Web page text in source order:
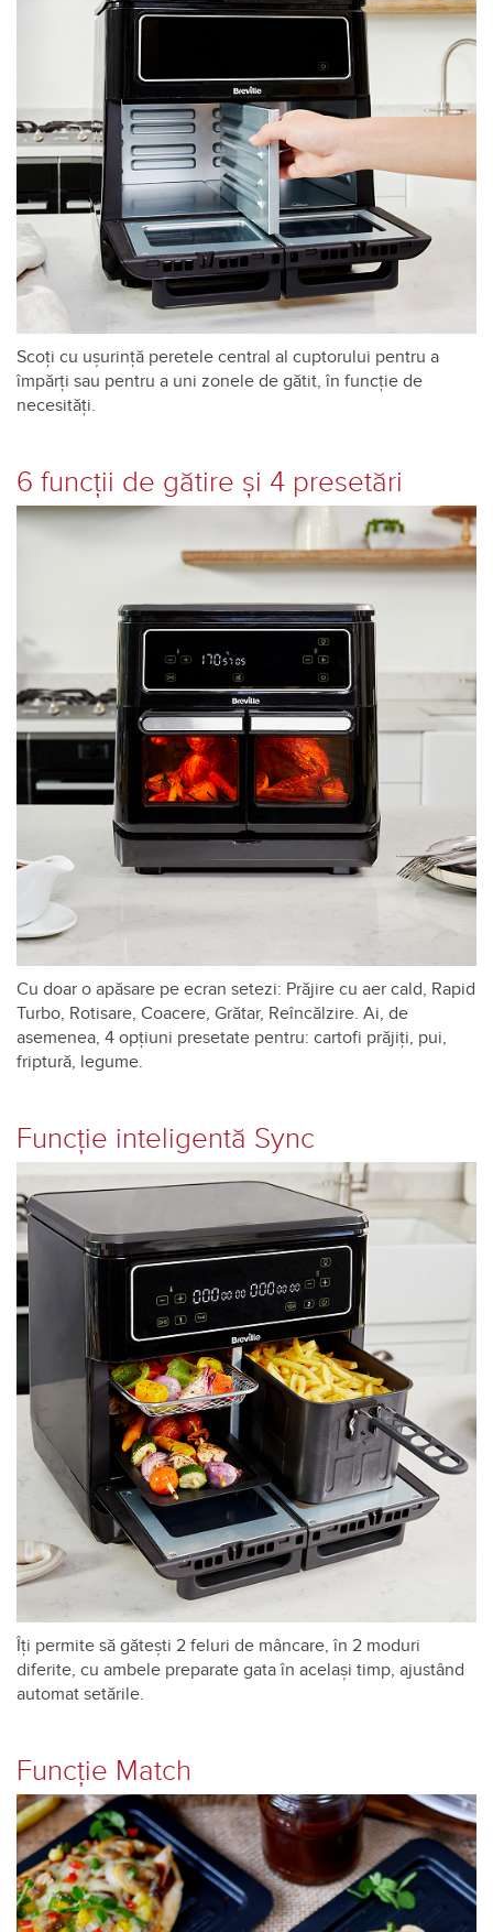
Scoți cu ușurință peretele central al cuptorului pentru a
împărți sau pentru a uni zonele de gătit, în funcție de
necesități.
6 funcții de gătire și 4 presetări
Cu doar o apăsare pe ecran setezi: Prăjire cu aer cald, Rapid
Turbo, Rotisare, Coacere, Grătar, Reîncălzire. Ai, de
asemenea, 4 opțiuni presetate pentru: cartofi prăjiți, pui,
friptură, legume.
Funcție inteligentă Sync
Îți permite să gătești 2 feluri de mâncare, în 2 moduri
diferite, cu ambele preparate gata în același timp, ajustând
automat setările.
Funcție Match